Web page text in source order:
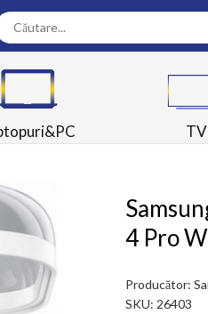
TV
4 Pro
Producător:
SKU: 26403